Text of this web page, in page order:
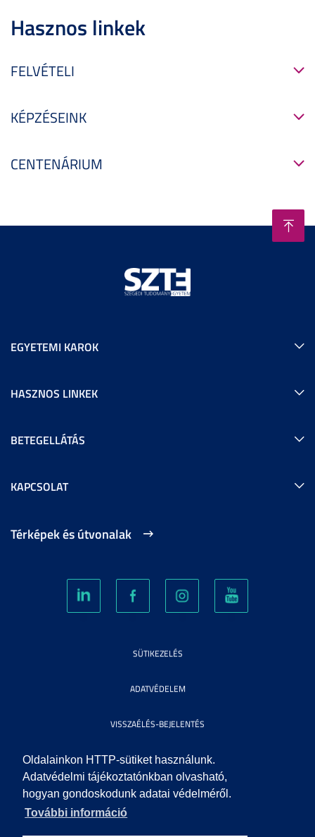
Oldalainkon HTTP-sütiket használunk.
Adatvédelmi tájékoztatónkban olvasható,
hogyan gondoskodunk adatai védelméről.
További információ
Hasznos linkek
FELVÉTELI
KÉPZÉSEINK
CENTENÁRIUM
EGYETEMI KAROK
HASZNOS LINKEK
BETEGELLÁTÁS
KAPCSOLAT
Térképek és útvonalak
SÜTIKEZELÉS
ADATVÉDELEM
VISSZAÉLÉS-BEJELENTÉS
KÖZÉRDEKŰ ADATOK
IMPRESSZUM